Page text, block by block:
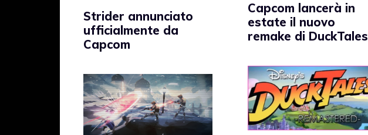
Strider annunciato
ufficialmente da
Capcom
Capcom lancerà in
estate il nuovo
remake di DuckTales